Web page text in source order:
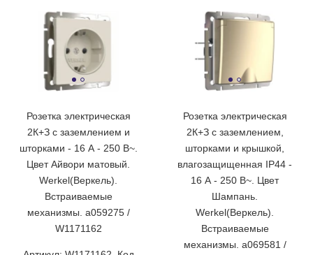
Розетка электрическая
2К+З с заземлением и
шторками - 16 А - 250 В~.
Цвет Айвори матовый.
Werkel(Веркель).
Встраиваемые
механизмы. a059275 /
W1171162
Розетка электрическая
2К+З с заземлением,
шторками и крышкой,
влагозащищенная IP44 -
16 А - 250 В~. Цвет
Шампань.
Werkel(Веркель).
Встраиваемые
механизмы. a069581 /